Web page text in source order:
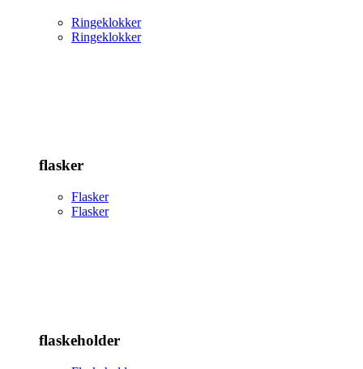
Ringeklokker
Ringeklokker
flasker
Flasker
Flasker
flaskeholder